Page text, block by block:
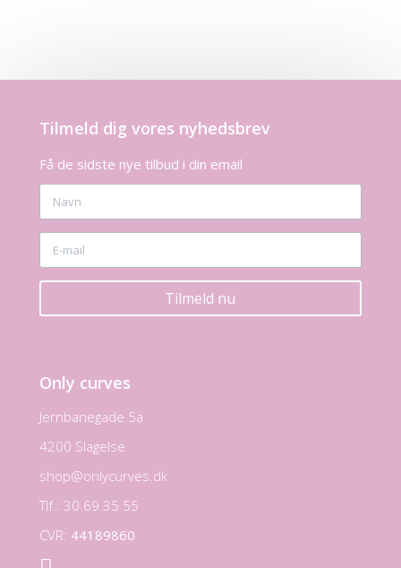
Tilmeld dig vores nyhedsbrev
Få de sidste nye tilbud i din email
Tilmeld nu
Only curves
Jernbanegade 5a
4200 Slagelse
shop@onlycurves.dk
Tlf.: 30 69 35 55
CVR: 44189860